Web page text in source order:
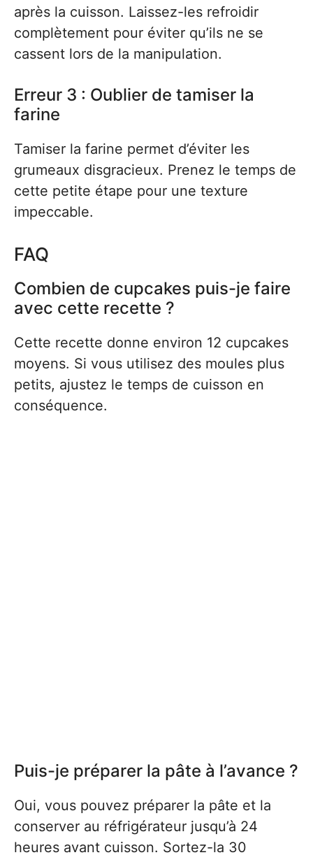
après la cuisson. Laissez-les refroidir
complètement pour éviter qu’ils ne se
cassent lors de la manipulation.
Erreur 3 : Oublier de tamiser la
farine
Tamiser la farine permet d’éviter les
grumeaux disgracieux. Prenez le temps de
cette petite étape pour une texture
impeccable.
FAQ
Combien de cupcakes puis-je faire
avec cette recette ?
Cette recette donne environ 12 cupcakes
moyens. Si vous utilisez des moules plus
petits, ajustez le temps de cuisson en
conséquence.
Puis-je préparer la pâte à l’avance ?
Oui, vous pouvez préparer la pâte et la
conserver au réfrigérateur jusqu’à 24
heures avant cuisson. Sortez-la 30